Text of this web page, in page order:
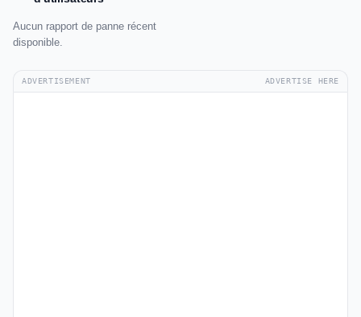
Aucun rapport de panne récent
disponible.
ADVERTISEMENT ADVERTISE HERE